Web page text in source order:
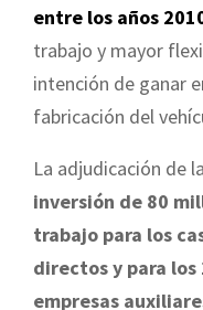
entre los años
trabajo y mayor
intención de ganar
fabricación del
La adjudicación de
inversión de 80
trabajo para los
directos y para
empresas